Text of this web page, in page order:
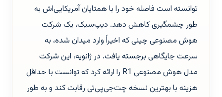
توانسته است فاصله خود را با همتایان آمریکایی‌اش به
طور چشمگیری کاهش دهد. دیپ‌سیک، یک شرکت
هوش مصنوعی چینی که اخیراً وارد میدان شده، به
سرعت جایگاهی برجسته یافت. در ژانویه، این شرکت
مدل هوش مصنوعی R1 را ارائه کرد که توانست با حداقل
هزینه با بهترین نسخه چت‌جی‌پی‌تی رقابت کند و به طور